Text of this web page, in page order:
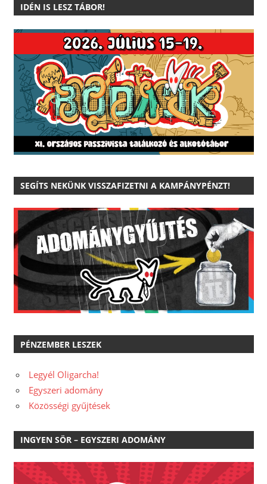
IDÉN IS LESZ TÁBOR!
SEGÍTS NEKÜNK VISSZAFIZETNI A KAMPÁNYPÉNZT!
PÉNZEMBER LESZEK
Legyél Oligarcha!
Egyszeri adomány
Közösségi gyűjtések
INGYEN SÖR – EGYSZERI ADOMÁNY